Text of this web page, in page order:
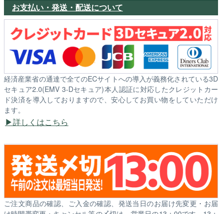
お支払い・発送・配送について
経済産業省の通達で全てのECサイトへの導入が義務化されている3D
セキュア2.0(EMV 3-Dセキュア)本人認証に対応したクレジットカー
ド決済を導入しておりますので、安心してお買い物をしていただけ
ます。
詳しくはこちら
ご注文商品の確認、ご入金の確認、発送当日のお届け先変更・お届